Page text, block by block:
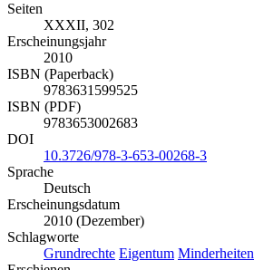
Seiten
XXXII, 302
Erscheinungsjahr
2010
ISBN (Paperback)
9783631599525
ISBN (PDF)
9783653002683
DOI
10.3726/978-3-653-00268-3
Sprache
Deutsch
Erscheinungsdatum
2010 (Dezember)
Schlagworte
Grundrechte Eigentum Minderheiten